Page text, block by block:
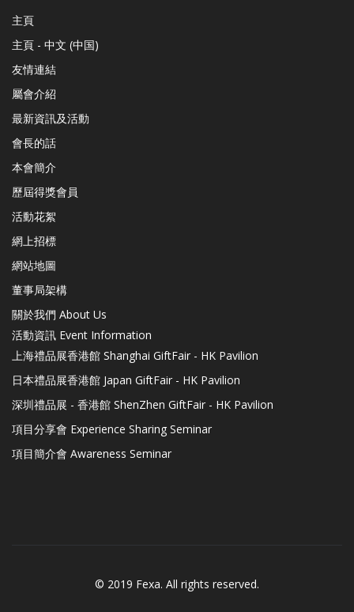
主頁
主頁 - 中文 (中国)
友情連結
屬會介紹
最新資訊及活動
會長的話
本會簡介
歷屆得獎會員
活動花絮
網上招標
網站地圖
董事局架構
關於我們 About Us
活動資訊 Event Information
上海禮品展香港館 Shanghai GiftFair - HK Pavilion
日本禮品展香港館 Japan GiftFair - HK Pavilion
深圳禮品展 - 香港館 ShenZhen GiftFair - HK Pavilion
項目分享會 Experience Sharing Seminar
項目簡介會 Awareness Seminar
© 2019 Fexa. All rights reserved.